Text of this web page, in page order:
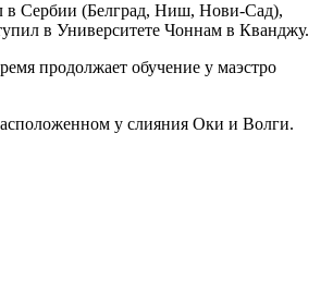
в Сербии (Белград, Ниш, Нови-Сад),
в Университете Чоннам в Кванджу.
продолжает обучение у маэстро
у слияния Оки и Волги.